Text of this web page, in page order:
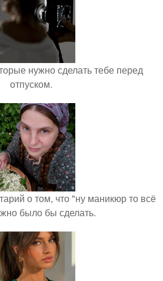
нужно сделать тебе перед
отпуском.
о том, что "ну маникюр то всё
было бы сделать.